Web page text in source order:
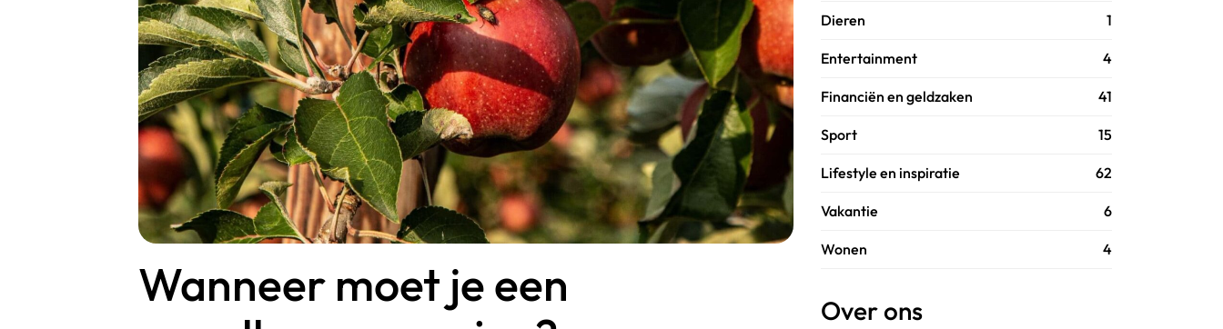
Wanneer moet je een
Dieren 1
Entertainment 4
Financiën en geldzaken 41
Sport 15
Lifestyle en inspiratie 62
Vakantie 6
Wonen 4
Over ons